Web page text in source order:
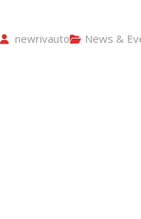
newrivauto News &